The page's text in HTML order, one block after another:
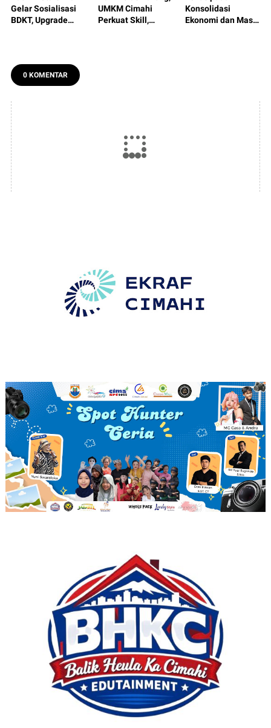
Gelar Sosialisasi
BDKT, Upgrade
UMKM Cimahi
Perkuat Skill,
Konsolidasi
Ekonomi dan Masa
0 KOMENTAR